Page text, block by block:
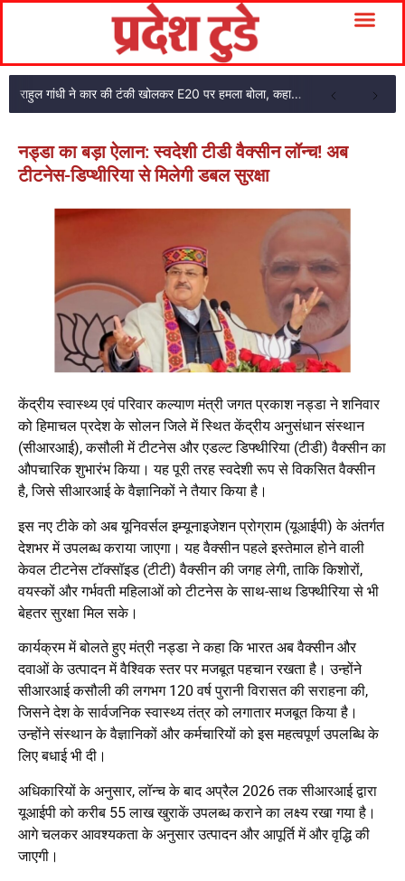
राहुल गांधी ने कार की टंकी खोलकर E20 पर हमला बोला, कहा- पूरी दाल ही काली है
नड्डा का बड़ा ऐलान: स्वदेशी टीडी वैक्सीन लॉन्च! अब
टीटनेस-डिप्थीरिया से मिलेगी डबल सुरक्षा
केंद्रीय स्वास्थ्य एवं परिवार कल्याण मंत्री जगत प्रकाश नड्डा ने शनिवार
को हिमाचल प्रदेश के सोलन जिले में स्थित केंद्रीय अनुसंधान संस्थान
(सीआरआई), कसौली में टीटनेस और एडल्ट डिफ्थीरिया (टीडी) वैक्सीन का
औपचारिक शुभारंभ किया। यह पूरी तरह स्वदेशी रूप से विकसित वैक्सीन
है, जिसे सीआरआई के वैज्ञानिकों ने तैयार किया है।
इस नए टीके को अब यूनिवर्सल इम्यूनाइजेशन प्रोग्राम (यूआईपी) के अंतर्गत
देशभर में उपलब्ध कराया जाएगा। यह वैक्सीन पहले इस्तेमाल होने वाली
केवल टीटनेस टॉक्सॉइड (टीटी) वैक्सीन की जगह लेगी, ताकि किशोरों,
वयस्कों और गर्भवती महिलाओं को टीटनेस के साथ-साथ डिफ्थीरिया से भी
बेहतर सुरक्षा मिल सके।
कार्यक्रम में बोलते हुए मंत्री नड्डा ने कहा कि भारत अब वैक्सीन और
दवाओं के उत्पादन में वैश्विक स्तर पर मजबूत पहचान रखता है। उन्होंने
सीआरआई कसौली की लगभग 120 वर्ष पुरानी विरासत की सराहना की,
जिसने देश के सार्वजनिक स्वास्थ्य तंत्र को लगातार मजबूत किया है।
उन्होंने संस्थान के वैज्ञानिकों और कर्मचारियों को इस महत्वपूर्ण उपलब्धि के
लिए बधाई भी दी।
अधिकारियों के अनुसार, लॉन्च के बाद अप्रैल 2026 तक सीआरआई द्वारा
यूआईपी को करीब 55 लाख खुराकें उपलब्ध कराने का लक्ष्य रखा गया है।
आगे चलकर आवश्यकता के अनुसार उत्पादन और आपूर्ति में और वृद्धि की
जाएगी।